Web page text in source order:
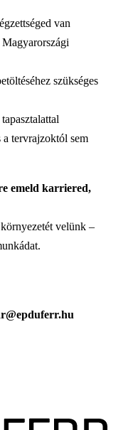
van
szükséges
tervrajzoktól sem
emeld karriered,
velünk –